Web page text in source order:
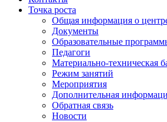
Точка роста
Общая информация о
Документы
Образовательные
Педагоги
Материально-техническая
Режим занятий
Мероприятия
Дополнительная
Обратная связь
Новости